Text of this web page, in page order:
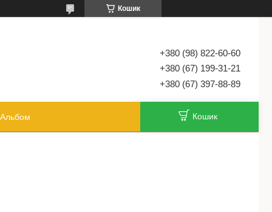
Кошик
+380 (98) 822-60-60
+380 (67) 199-31-21
+380 (67) 397-88-89
Альбом Кошик